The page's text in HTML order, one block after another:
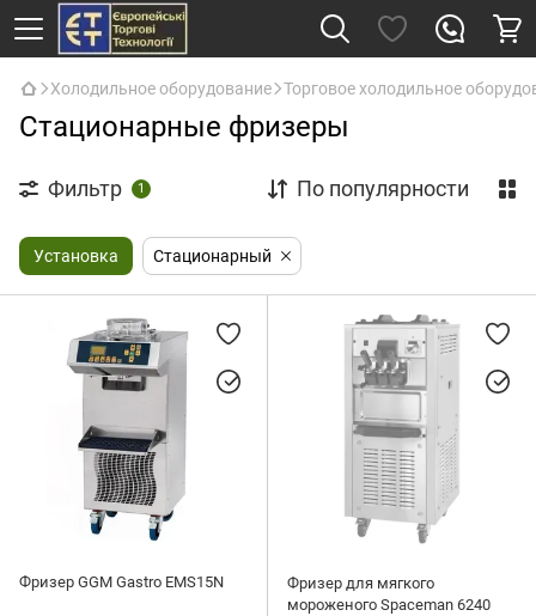
Холодильное оборудование Торговое холодильное
Стационарные фризеры
Фильтр 1 По популярности
Установка Стационарный
Фризер GGM Gastro EMS15N
Фризер для мягкого
мороженого Spaceman 6240